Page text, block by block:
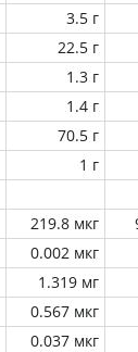
3.5 г
22.5 г
1.3 г
1.4 г
70.5 г
1 г
219.8 мкг
0.002 мкг
1.319 мг
0.567 мкг
0.037 мкг